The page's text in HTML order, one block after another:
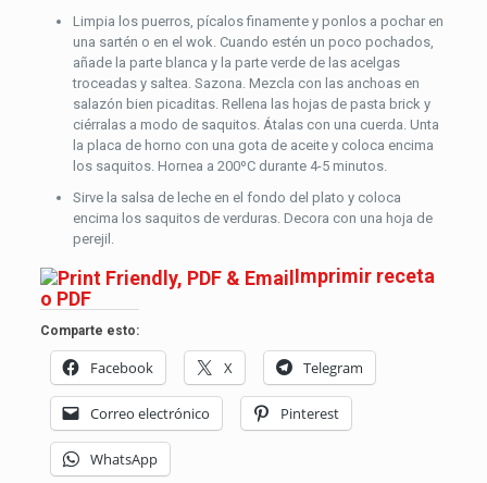
Limpia los puerros, pícalos finamente y ponlos a pochar en
una sartén o en el wok. Cuando estén un poco pochados,
añade la parte blanca y la parte verde de las acelgas
troceadas y saltea. Sazona. Mezcla con las anchoas en
salazón bien picaditas. Rellena las hojas de pasta brick y
ciérralas a modo de saquitos. Átalas con una cuerda. Unta
la placa de horno con una gota de aceite y coloca encima
los saquitos. Hornea a 200ºC durante 4-5 minutos.
Sirve la salsa de leche en el fondo del plato y coloca
encima los saquitos de verduras. Decora con una hoja de
perejil.
Imprimir receta
o PDF
Comparte esto:
Facebook X Telegram
Correo electrónico Pinterest
WhatsApp